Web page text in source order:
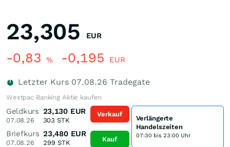
23,305 EUR
-0,83 % -0,195 EUR
Letzter Kurs 07.08.26 Tradegate
Westpac Banking Aktie kaufen
Geldkurs
07.08.26
23,130 EUR
303 STK
Briefkurs
07.08.26
23,480 EUR
299 STK
Verkauf
Kauf
Verlängerte
Handelszeiten
07:30 bis 23:00 Uhr